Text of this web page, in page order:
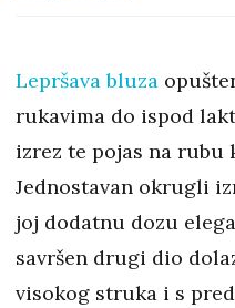
Lepršava bluza
rukavima do ispod
izrez te pojas na rubu
Jednostavan okrugli
joj dodatnu dozu
savršen drugi dio
visokog struka i s